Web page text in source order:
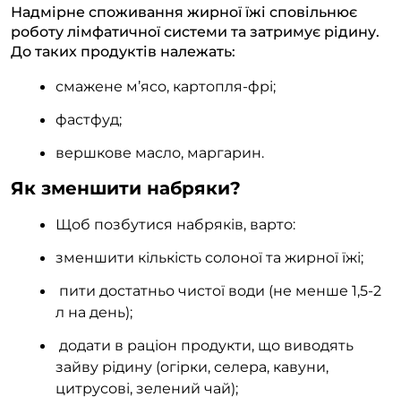
Надмірне споживання жирної їжі сповільнює
роботу лімфатичної системи та затримує рідину.
До таких продуктів належать:
смажене м’ясо, картопля-фрі;
фастфуд;
вершкове масло, маргарин.
Як зменшити набряки?
Щоб позбутися набряків, варто:
зменшити кількість солоної та жирної їжі;
пити достатньо чистої води (не менше 1,5-2
л на день);
додати в раціон продукти, що виводять
зайву рідину (огірки, селера, кавуни,
цитрусові, зелений чай);